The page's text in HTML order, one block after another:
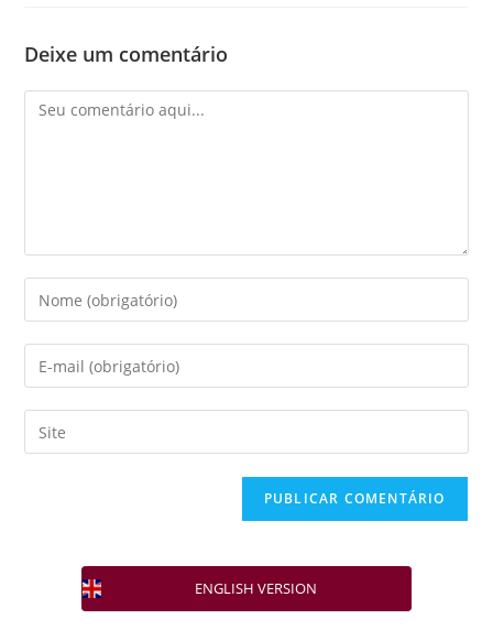
Deixe um comentário
ENGLISH VERSION